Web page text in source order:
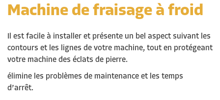
Machine de fraisage à froid
Il est facile à installer et présente un bel aspect suivant les
contours et les lignes de votre machine, tout en protégeant
votre machine des éclats de pierre.
élimine les problèmes de maintenance et les temps
d’arrêt.